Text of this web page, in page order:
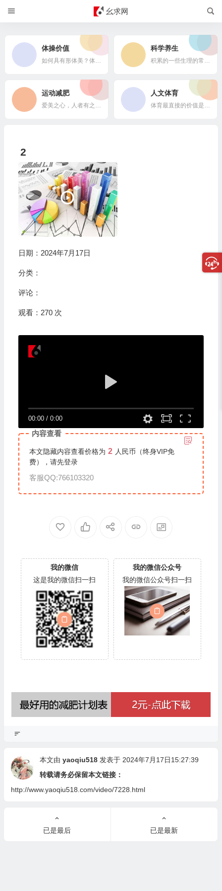
幺求网
体操价值
如何具有形体美？体操来帮您！
科学养生
积累的一些生理的常识，帮助大家累积科学养生的方法体系，同时也是科学验证养生的策略。
运动减肥
爱美之心，人者有之！追求形体美，本身是一种高尚情操！谈一谈，在健康基础之上的运动减肥思路和方法。以期能够达到运动减肥之目的。美在路上！
人文体育
体育最直接的价值是竞争精神。人文体育是探究通过体育运动如何体现竞争精神的主题。当您迷茫的时候，人文体育是一剂快乐方剂；当您培养孩子的时候，人文体育是最得力的帮手，没有之一！【编制寄语202406101033】
2
日期：2024年7月17日
分类：
评论：
观看：270 次
00:00/ 0:00
内容查看
本文隐藏内容查看价格为 2 人民币（终身VIP免
费），请先登录
客服QQ:766103320
我的微信
这是我的微信扫一扫
我的微信公众号
我的微信公众号扫一扫
本文由 yaoqiu518发表于 2024年7月17日15:27:39
转载请务必保留本文链接：
http://www.yaoqiu518.com/video/7228.html
已是最后 已是最新